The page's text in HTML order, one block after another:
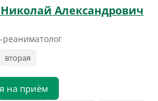
Александрович
реаниматолог
вторая
на приём